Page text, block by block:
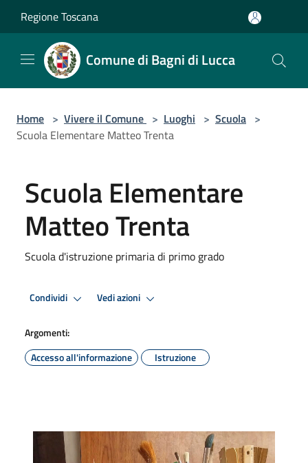
Regione Toscana
Comune di Bagni di Lucca
Home > Vivere il Comune > Luoghi > Scuola >
Scuola Elementare Matteo Trenta
Scuola Elementare
Matteo Trenta
Scuola d'istruzione primaria di primo grado
Condividi Vedi azioni
Argomenti:
Accesso all'informazione
Istruzione